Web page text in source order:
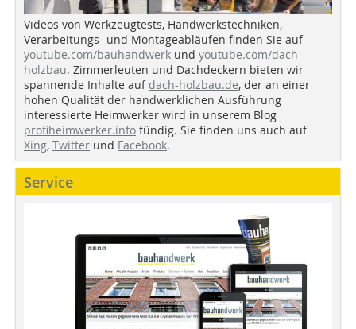
Videos von Werkzeugtests, Handwerkstechniken,
Verarbeitungs- und Montageabläufen finden Sie auf
youtube.com/bauhandwerk und youtube.com/dach-
holzbau. Zimmerleuten und Dachdeckern bieten wir
spannende Inhalte auf dach-holzbau.de, der an einer
hohen Qualität der handwerklichen Ausführung
interessierte Heimwerker wird in unserem Blog
profiheimwerker.info fündig. Sie finden uns auch auf
Xing, Twitter und Facebook.
Service